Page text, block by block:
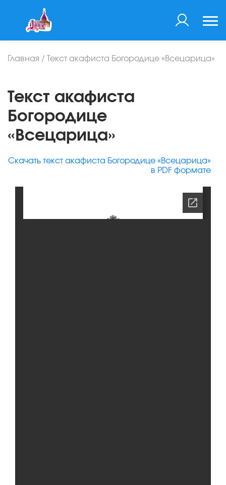
Главная / Текст акафиста Богородице «Всецарица»
Текст акафиста
Богородице
«Всецарица»
Скачать текст акафиста Богородице «Всецарица»
в PDF формате